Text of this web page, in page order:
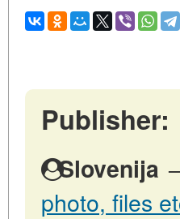
Publisher:
Slovenija
photo, files